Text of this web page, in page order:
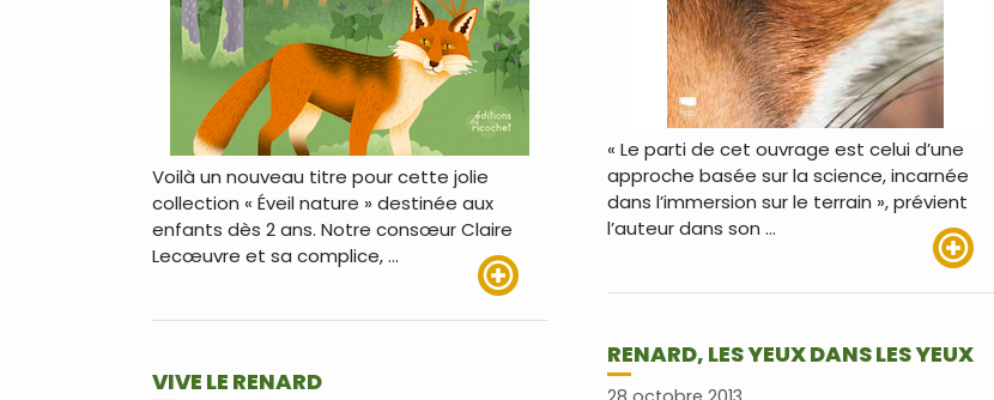
Voilà un nouveau titre pour cette jolie
collection « Éveil nature » destinée aux
enfants dès 2 ans. Notre consœur Claire
Lecœuvre et sa complice, …
« Le parti de cet ouvrage est celui d’une
approche basée sur la science, incarnée
dans l’immersion sur le terrain », prévient
l’auteur dans son …
RENARD, LES YEUX DANS LES YEUX
VIVE LE RENARD